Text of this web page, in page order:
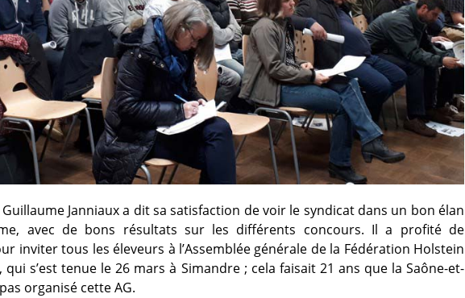
Janniaux a dit sa satisfaction de voir le syndicat dans un bon élan
avec de bons résultats sur les différents concours. Il a profité de
inviter tous les éleveurs à l’Assemblée générale de la Fédération Holstein
qui s’est tenue le 26 mars à Simandre ; cela faisait 21 ans que la Saône-et-
organisé cette AG.